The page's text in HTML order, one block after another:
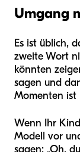
Umgang
Es ist üblich,
zweite Wort
könnten
sagen und
Momenten ist
Wenn Ihr
Modell vor
sagen: „Oh,